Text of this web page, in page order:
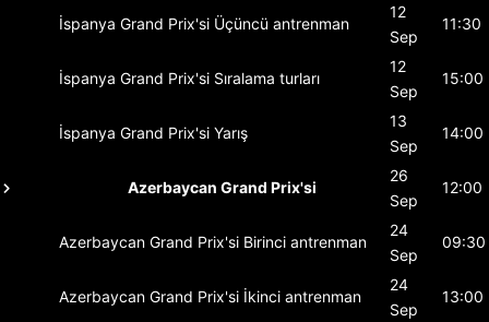
İspanya Grand Prix'si Üçüncü antrenman
12
Sep
11:30
İspanya Grand Prix'si Sıralama turları
12
Sep
15:00
İspanya Grand Prix'si Yarış
13
Sep
14:00
Azerbaycan Grand Prix'si
26
Sep
12:00
Azerbaycan Grand Prix'si Birinci antrenman
24
Sep
09:30
Azerbaycan Grand Prix'si İkinci antrenman
24
Sep
13:00